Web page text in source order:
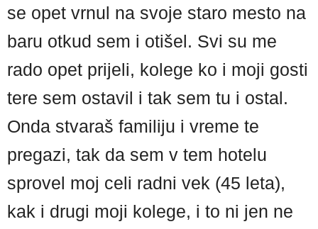
se opet vrnul na svoje staro mesto na
baru otkud sem i otišel. Svi su me
rado opet prijeli, kolege ko i moji gosti
tere sem ostavil i tak sem tu i ostal.
Onda stvaraš familiju i vreme te
pregazi, tak da sem v tem hotelu
sprovel moj celi radni vek (45 leta),
kak i drugi moji kolege, i to ni jen ne